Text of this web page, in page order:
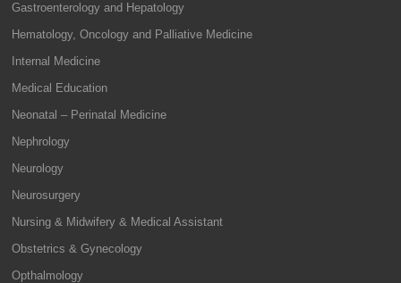
Gastroenterology and Hepatology
Hematology, Oncology and Palliative Medicine
Internal Medicine
Medical Education
Neonatal – Perinatal Medicine
Nephrology
Neurology
Neurosurgery
Nursing & Midwifery & Medical Assistant
Obstetrics & Gynecology
Opthalmology